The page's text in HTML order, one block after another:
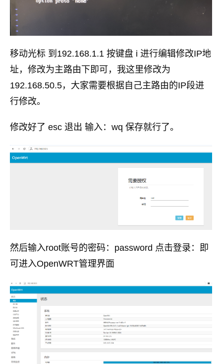
移动光标 到192.168.1.1 按键盘 i 进行编辑修改IP地
址，修改为主路由下即可，我这里修改为
192.168.50.5，大家需要根据自己主路由的IP段进
行修改。
修改好了 esc 退出 输入：wq 保存就行了。
然后输入root账号的密码：password 点击登录：即
可进入OpenWRT管理界面